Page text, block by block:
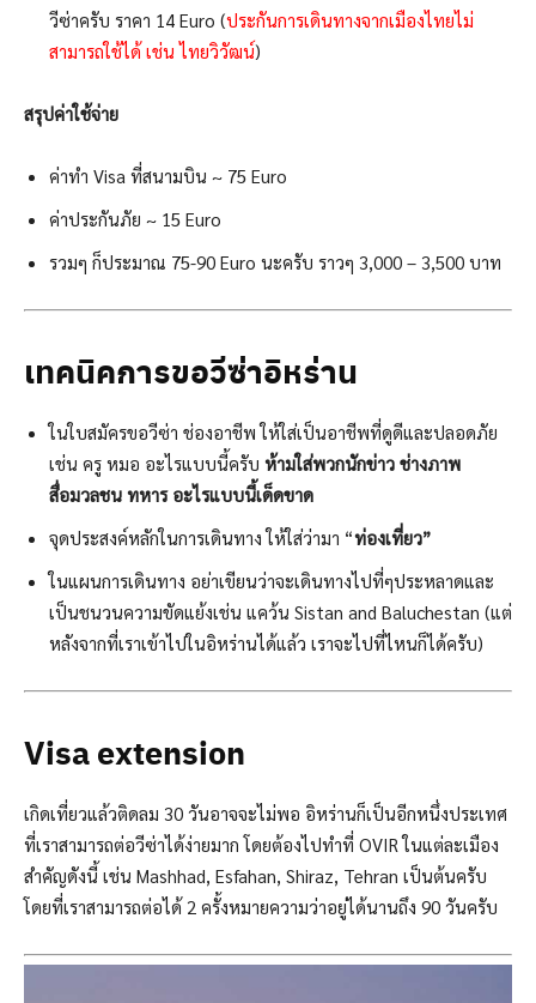
วีซ่าครับ ราคา 14 Euro (ประกันการเดินทางจากเมืองไทยไม่
สามารถใช้ได้ เช่น ไทยวิวัฒน์)
สรุปค่าใช้จ่าย
ค่าทำ Visa ที่สนามบิน ~ 75 Euro
ค่าประกันภัย ~ 15 Euro
รวมๆ ก็ประมาณ 75-90 Euro นะครับ ราวๆ 3,000 – 3,500 บาท
เทคนิคการขอวีซ่าอิหร่าน
ในใบสมัครขอวีซ่า ช่องอาชีพ ให้ใส่เป็นอาชีพที่ดูดีและปลอดภัย
เช่น ครู หมอ อะไรแบบนี้ครับ ห้ามใส่พวกนักข่าว ช่างภาพ
สื่อมวลชน ทหาร อะไรแบบนี้เด็ดขาด
จุดประสงค์หลักในการเดินทาง ให้ใส่ว่ามา “ท่องเที่ยว”
ในแผนการเดินทาง อย่าเขียนว่าจะเดินทางไปที่ๆประหลาดและ
เป็นชนวนความขัดแย้งเช่น แคว้น Sistan and Baluchestan (แต่
หลังจากที่เราเข้าไปในอิหร่านได้แล้ว เราจะไปที่ไหนก็ได้ครับ)
Visa extension
เกิดเที่ยวแล้วติดลม 30 วันอาจจะไม่พอ อิหร่านก็เป็นอีกหนึ่งประเทศ
ที่เราสามารถต่อวีซ่าได้ง่ายมาก โดยต้องไปทำที่ OVIR ในแต่ละเมือง
สำคัญดังนี้ เช่น Mashhad, Esfahan, Shiraz, Tehran เป็นต้นครับ
โดยที่เราสามารถต่อได้ 2 ครั้งหมายความว่าอยู่ได้นานถึง 90 วันครับ